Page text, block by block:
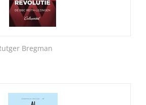
Bregman